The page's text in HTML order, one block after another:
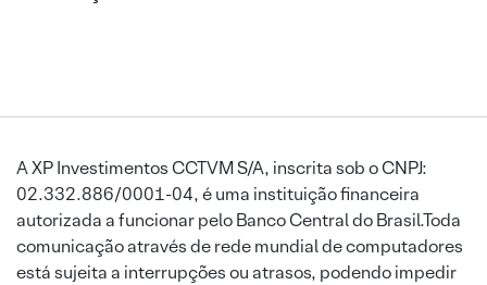
A XP Investimentos CCTVM S/A, inscrita sob o CNPJ:
02.332.886/0001-04, é uma instituição financeira
autorizada a funcionar pelo Banco Central do Brasil.Toda
comunicação através de rede mundial de computadores
está sujeita a interrupções ou atrasos, podendo impedir